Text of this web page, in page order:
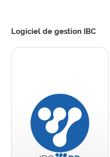
Logiciel de gestion IBC